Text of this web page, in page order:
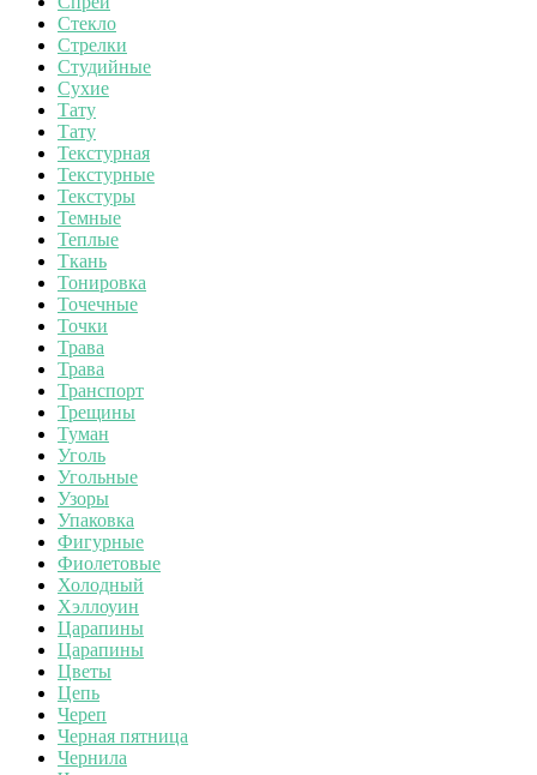
Стекло
Стрелки
Студийные
Сухие
Тату
Тату
Текстурная
Текстурные
Текстуры
Темные
Теплые
Ткань
Тонировка
Точечные
Точки
Трава
Трава
Транспорт
Трещины
Туман
Уголь
Угольные
Узоры
Упаковка
Фигурные
Фиолетовые
Холодный
Хэллоуин
Царапины
Царапины
Цветы
Цепь
Череп
Черная пятница
Чернила